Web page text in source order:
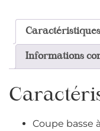
Caractéristiques
Informations
Coupe basse